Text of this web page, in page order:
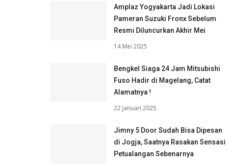
Amplaz Yogyakarta Jadi Lokasi
Pameran Suzuki Fronx Sebelum
Resmi Diluncurkan Akhir Mei
14 Mei 2025
Bengkel Siaga 24 Jam Mitsubishi
Fuso Hadir di Magelang, Catat
Alamatnya !
22 Januari 2025
Jimny 5 Door Sudah Bisa Dipesan
di Jogja, Saatnya Rasakan Sensasi
Petualangan Sebenarnya